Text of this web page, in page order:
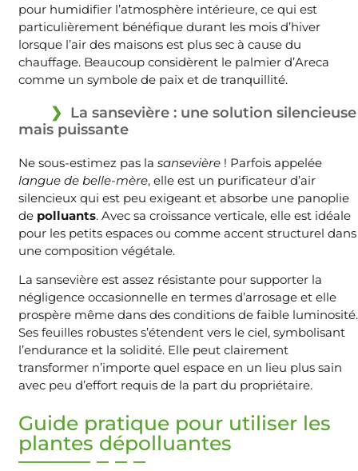
pour humidifier l’atmosphère intérieure, ce qui est
particulièrement bénéfique durant les mois d’hiver
lorsque l’air des maisons est plus sec à cause du
chauffage. Beaucoup considèrent le palmier d’Areca
comme un symbole de paix et de tranquillité.
La sansevière : une solution silencieuse
mais puissante
Ne sous-estimez pas la sansevière ! Parfois appelée
langue de belle-mère, elle est un purificateur d’air
silencieux qui est peu exigeant et absorbe une panoplie
de polluants. Avec sa croissance verticale, elle est idéale
pour les petits espaces ou comme accent structurel dans
une composition végétale.
La sansevière est assez résistante pour supporter la
négligence occasionnelle en termes d’arrosage et elle
prospère même dans des conditions de faible luminosité.
Ses feuilles robustes s’étendent vers le ciel, symbolisant
l’endurance et la solidité. Elle peut clairement
transformer n’importe quel espace en un lieu plus sain
avec peu d’effort requis de la part du propriétaire.
Guide pratique pour utiliser les
plantes dépolluantes